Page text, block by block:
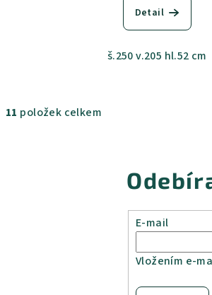
Detail
š.250 v.205 hl.52 cm
O
11 položek celkem
E-mail
Vložením e-